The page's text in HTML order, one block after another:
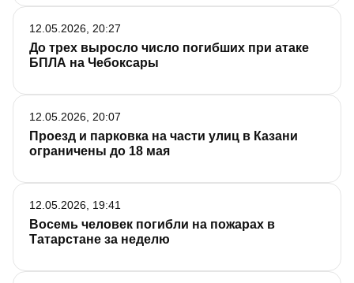
До трех выросло число погибших при атаке
БПЛА на Чебоксары
12.05.2026, 20:27
Проезд и парковка на части улиц в Казани
ограничены до 18 мая
12.05.2026, 20:07
Восемь человек погибли на пожарах в
Татарстане за неделю
12.05.2026, 19:41